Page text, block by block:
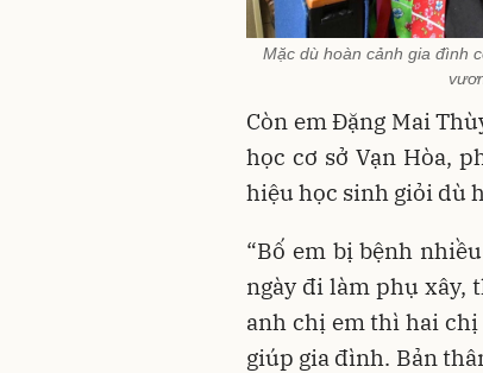
Mặc dù hoàn cảnh gia đình
Còn em Đặng Mai
học cơ sở Vạn Hòa,
hiệu học sinh giỏi dù
“Bố em bị bệnh
ngày đi làm phụ xây,
anh chị em thì hai
giúp gia đình. Bản